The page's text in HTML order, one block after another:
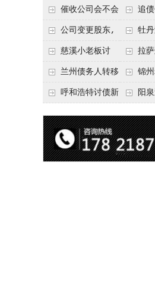
把钱要回来 节点”催
催收公司会不会
给欠款人发律师函？
正规机构的函件服务
追
回呢？
招选择！
公司变更股东,
变更前的债权债务谁
承担
牡
搞定：
案追债
出户
慈溪小老板讨
债，2026年这2个本
地行业协会出面，比
拉
对方在
上，
兰州债务人转移
财产后申请破产，20
要回来吗
锦
懂这1条
罪”详解
呼和浩特讨债新
函”催账为啥管用？
成本低见效快
阳
类隐形
金、保